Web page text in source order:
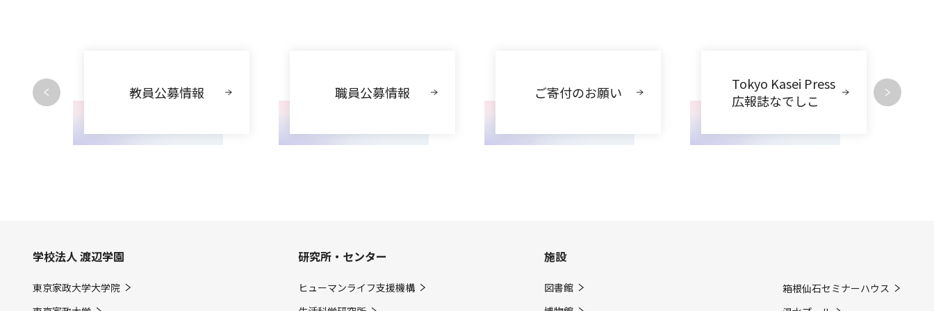
教員公募情報 職員公募情報 ご寄付のお願い
Tokyo Kasei Press
広報誌なでしこ
学校法人 渡辺学園
東京家政大学大学院
研究所・センター
ヒューマンライフ支援機構
施設
図書館
箱根仙石セミナーハウス